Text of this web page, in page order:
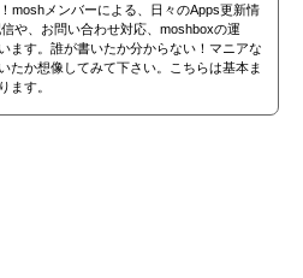
moshメンバーによる、日々のApps更新情
や、お問い合わせ対応、moshboxの運
ます。誰が書いたか分からない！マニアな
たか想像してみて下さい。こちらは基本ま
ます。